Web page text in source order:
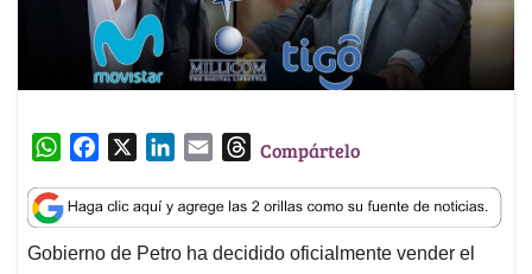
W
a
t
s
c
e
b
n
k
e
a
i
l
T
r
e
a
Compártelo
Gobierno de Petro ha decidido oficialmente vender el